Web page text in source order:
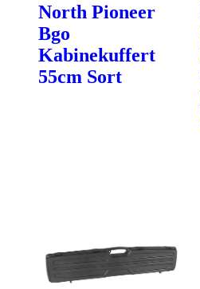
North Pioneer
Bgo
Kabinekuffert
55cm Sort